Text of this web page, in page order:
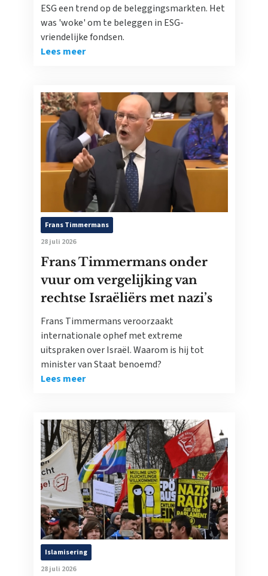
ESG een trend op de beleggingsmarkten. Het
was 'woke' om te beleggen in ESG-
vriendelijke fondsen.
Lees meer
Frans Timmermans
28 juli 2026
Frans Timmermans onder
vuur om vergelijking van
rechtse Israëliërs met nazi’s
Frans Timmermans veroorzaakt
internationale ophef met extreme
uitspraken over Israël. Waarom is hij tot
minister van Staat benoemd?
Lees meer
Islamisering
28 juli 2026